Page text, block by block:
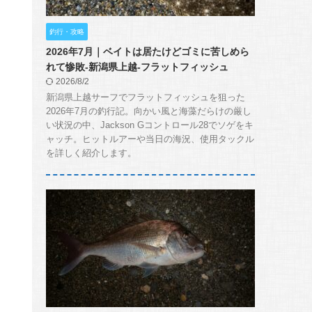
釣行・攻略
2026年7月｜ベイトは居たけどゴミに苦しめら
れて惨敗-新潟県上越-フラットフィッシュ
2026/8/2
新潟県上越サーフでフラットフィッシュを狙った
2026年7月の釣行記。向かい風と海藻だらけの厳し
い状況の中、Jackson Gコントロール28でソゲをキ
ャッチ。ヒットルアーや当日の海況、使用タックル
を詳しく紹介します。